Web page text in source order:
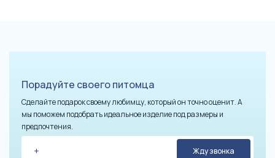
Порадуйте своего питомца
Сделайте подарок своему любимцу, который он точно оценит. А
мы поможем подобрать идеальное изделие под размеры и
предпочтения.